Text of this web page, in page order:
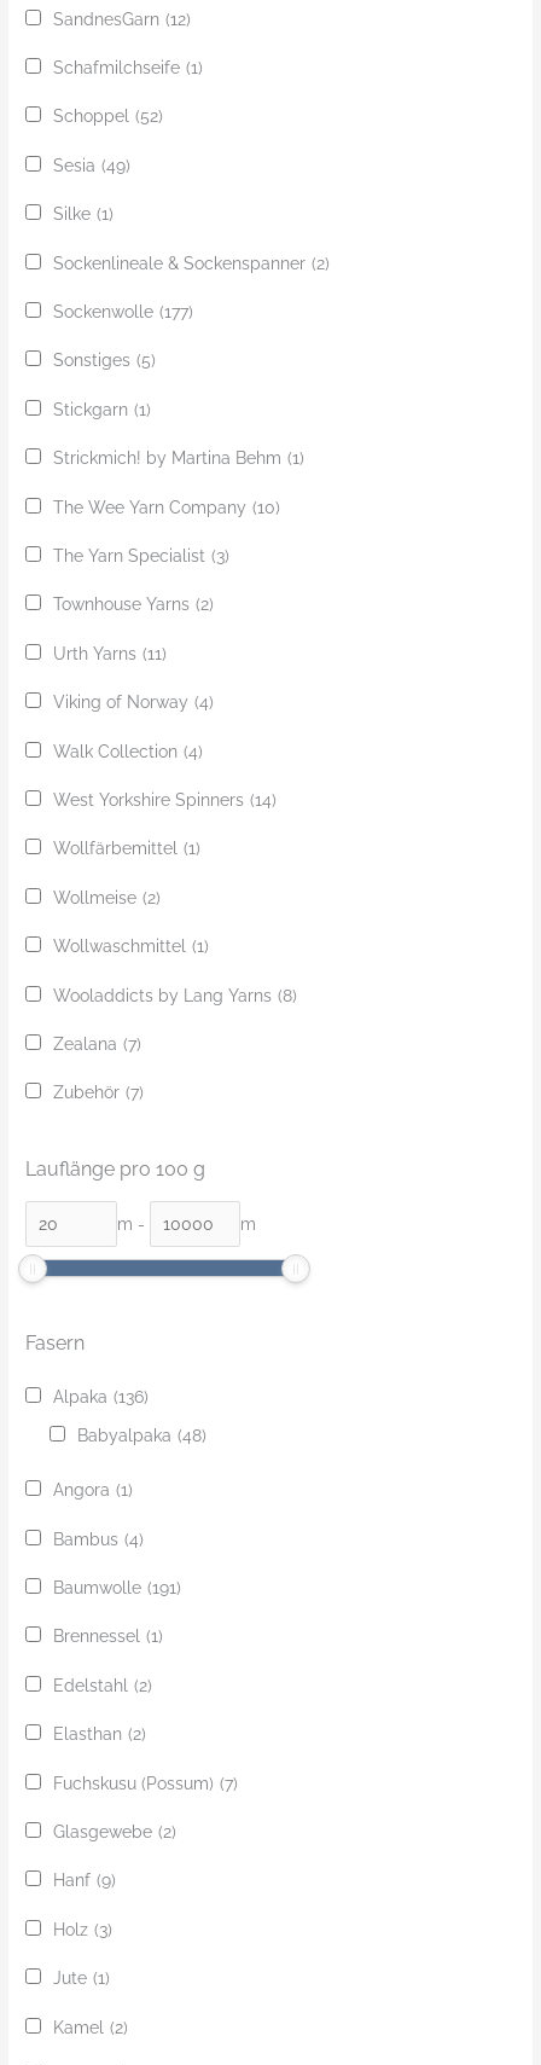
SandnesGarn (12)
Schafmilchseife (1)
Schoppel (52)
Sesia (49)
Silke (1)
Sockenlineale & Sockenspanner (2)
Sockenwolle (177)
Sonstiges (5)
Stickgarn (1)
Strickmich! by Martina Behm (1)
The Wee Yarn Company (10)
The Yarn Specialist (3)
Townhouse Yarns (2)
Urth Yarns (11)
Viking of Norway (4)
Walk Collection (4)
West Yorkshire Spinners (14)
Wollfärbemittel (1)
Wollmeise (2)
Wollwaschmittel (1)
Wooladdicts by Lang Yarns (8)
Zealana (7)
Zubehör (7)
Lauflänge pro 100 g
m - m
Fasern
Alpaka (136)
Babyalpaka (48)
Angora (1)
Bambus (4)
Baumwolle (191)
Brennessel (1)
Edelstahl (2)
Elasthan (2)
Fuchskusu (Possum) (7)
Glasgewebe (2)
Hanf (9)
Holz (3)
Jute (1)
Kamel (2)